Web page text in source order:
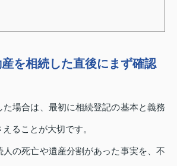
を相続した直後にまず確認
場合は、最初に相続登記の基本と義務
ることが大切です。
の死亡や遺産分割があった事実を、不